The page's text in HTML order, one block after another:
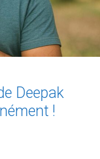
Deepak
!